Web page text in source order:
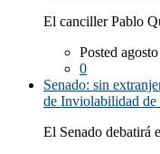
El canciller Pablo
Posted
0
Senado: sin
de Inviolabilidad de
El Senado debatirá